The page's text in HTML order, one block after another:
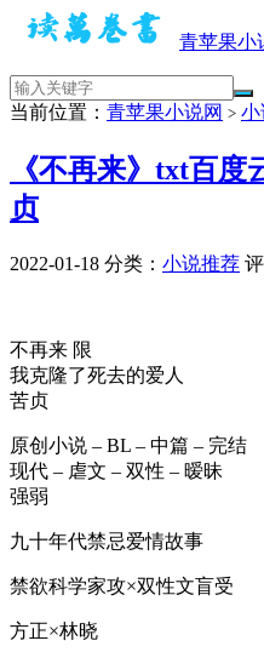
青苹果小
当前位置： 青苹果小说网 > 小
《不再来》txt百
贞
2022-01-18 分类： 小说推荐
不再来 限
我克隆了死去的爱人
苦贞
原创小说 – BL – 中篇 – 完结
现代 – 虐文 – 双性 – 暧昧
强弱
九十年代禁忌爱情故事
禁欲科学家攻×双性文盲受
方正×林晓